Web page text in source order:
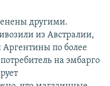
другими.
из Австралии,
Аргентины по более
на эмбарго